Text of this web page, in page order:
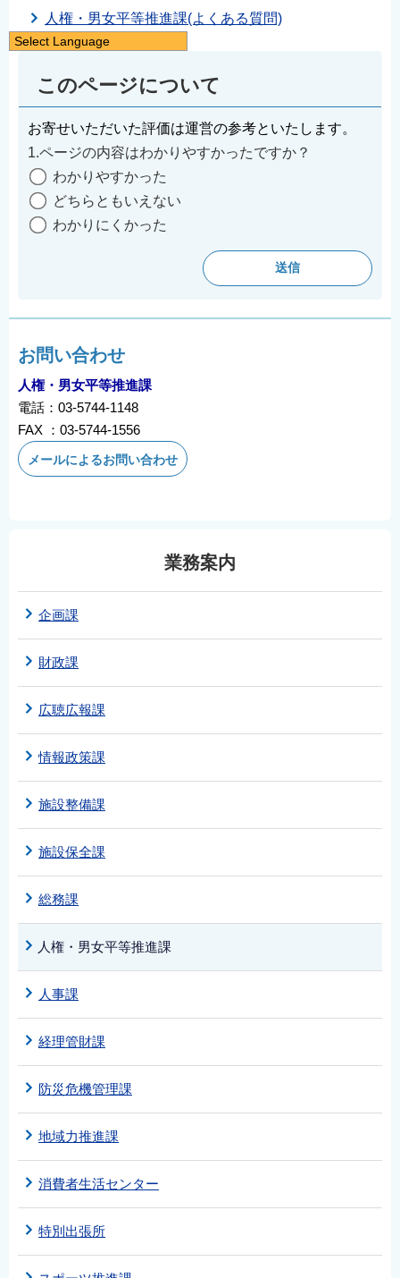
人権・男女平等推進課(よくある質問)
このページについて
お寄せいただいた評価は運営の参考といたします。
1.ページの内容はわかりやすかったですか？
わかりやすかった
どちらともいえない
わかりにくかった
お問い合わせ
人権・男女平等推進課
電話：03-5744-1148
FAX ：03-5744-1556
メールによるお問い合わせ
業務案内
企画課
財政課
広聴広報課
情報政策課
施設整備課
施設保全課
総務課
人権・男女平等推進課
人事課
経理管財課
防災危機管理課
地域力推進課
消費者生活センター
特別出張所
Select Language
English
简体中文
繁體中文
한국어
नेपाली
Filipino